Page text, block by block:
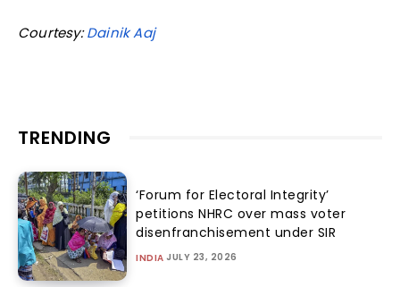
Courtesy:Dainik Aaj
TRENDING
‘Forum for Electoral Integrity’
petitions NHRC over mass voter
disenfranchisement under SIR
INDIA JULY 23, 2026